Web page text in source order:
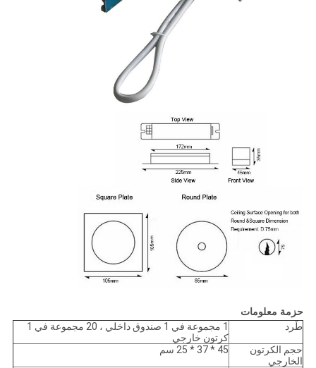
حزمة معلومات
طَرد
1 مجموعة في 1 صندوق داخلي ، 20 مجموعة في 1
كرتون خارجي
حجم الكرتون
الخارجي
45 * 37 * 25 سم